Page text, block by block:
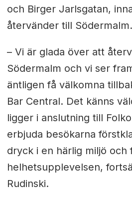
och Birger Jarlsgatan,
återvänder till Södermalm.
– Vi är glada över att
Södermalm och vi ser
äntligen få välkomna
Bar Central. Det känns
ligger i anslutning till
erbjuda besökarna
dryck i en härlig miljö och
helhetsupplevelsen,
Rudinski.